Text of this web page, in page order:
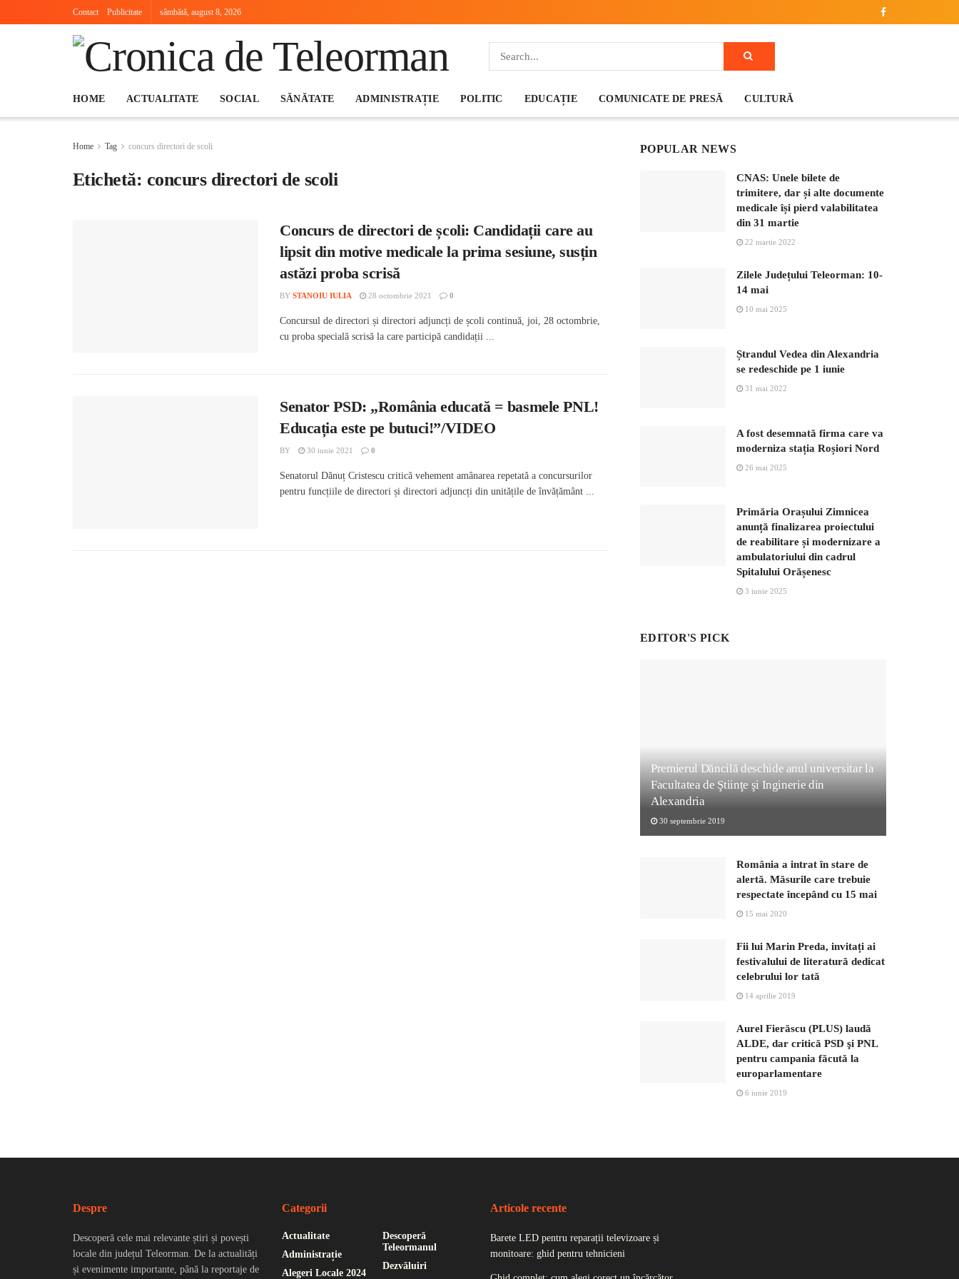
Contact Publicitate sâmbătă, august 8, 2026
HOME ACTUALITATE SOCIAL SĂNĂTATE ADMINISTRAȚIE POLITIC EDUCAȚIE COMUNICATE DE PRESĂ CULTURĂ
Home Tag concurs directori de scoli
Etichetă: concurs directori de scoli
Concurs de directori de școli: Candidații care au
lipsit din motive medicale la prima sesiune, susțin
astăzi proba scrisă
BY STANOIU IULIA 28 octombrie 2021 0
Concursul de directori și directori adjuncți de școli continuă, joi, 28 octombrie,
cu proba specială scrisă la care participă candidații ...
Senator PSD: „România educată = basmele PNL!
Educația este pe butuci!”/VIDEO
BY 30 iunie 2021 0
Senatorul Dănuț Cristescu critică vehement amânarea repetată a concursurilor
pentru funcțiile de directori și directori adjuncți din unitățile de învățământ ...
POPULAR NEWS
CNAS: Unele bilete de
trimitere, dar și alte documente
medicale își pierd valabilitatea
din 31 martie
22 martie 2022
Zilele Județului Teleorman: 10-
14 mai
10 mai 2025
Ștrandul Vedea din Alexandria
se redeschide pe 1 iunie
31 mai 2022
A fost desemnată firma care va
moderniza stația Roșiori Nord
26 mai 2025
Primăria Orașului Zimnicea
anunță finalizarea proiectului
de reabilitare și modernizare a
ambulatoriului din cadrul
Spitalului Orășenesc
3 iunie 2025
EDITOR'S PICK
Premierul Dăncilă deschide anul universitar la
Facultatea de Ştiinţe şi Inginerie din
Alexandria
30 septembrie 2019
România a intrat în stare de
alertă. Măsurile care trebuie
respectate începând cu 15 mai
15 mai 2020
Fii lui Marin Preda, invitați ai
festivalului de literatură dedicat
celebrului lor tată
14 aprilie 2019
Aurel Fierăscu (PLUS) laudă
ALDE, dar critică PSD şi PNL
pentru campania făcută la
europarlamentare
6 iunie 2019
Despre
Descoperă cele mai relevante știri și povești
locale din județul Teleorman. De la actualități
și evenimente importante, până la reportaje de
Categorii
Actualitate
Administrație
Alegeri Locale 2024
Descoperă
Teleormanul
Dezvăluiri
Articole recente
Barete LED pentru reparații televizoare și
monitoare: ghid pentru tehnicieni